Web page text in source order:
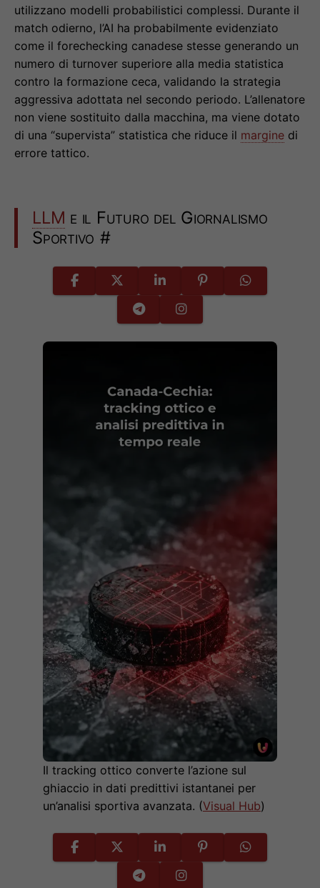
utilizzano modelli probabilistici complessi. Durante il
match odierno, l’AI ha probabilmente evidenziato
come il forechecking canadese stesse generando un
numero di turnover superiore alla media statistica
contro la formazione ceca, validando la strategia
aggressiva adottata nel secondo periodo. L’allenatore
non viene sostituito dalla macchina, ma viene dotato
di una “supervista” statistica che riduce il margine di
errore tattico.
LLM e il Futuro del Giornalismo
Sportivo #
Il tracking ottico converte l’azione sul
ghiaccio in dati predittivi istantanei per
un’analisi sportiva avanzata. (Visual Hub)